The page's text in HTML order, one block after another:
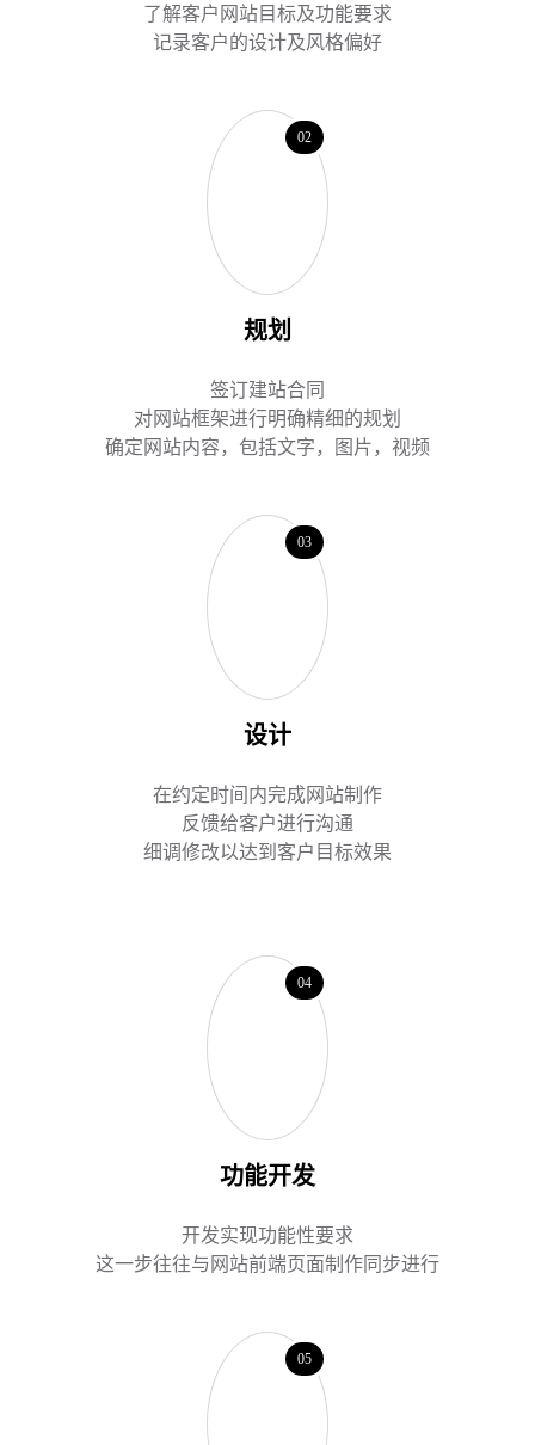
了解客户网站目标及功能要求
记录客户的设计及风格偏好
02
规划
签订建站合同
对网站框架进行明确精细的规划
确定网站内容，包括文字，图片，视频
03
设计
在约定时间内完成网站制作
反馈给客户进行沟通
细调修改以达到客户目标效果
04
功能开发
开发实现功能性要求
这一步往往与网站前端页面制作同步进行
05